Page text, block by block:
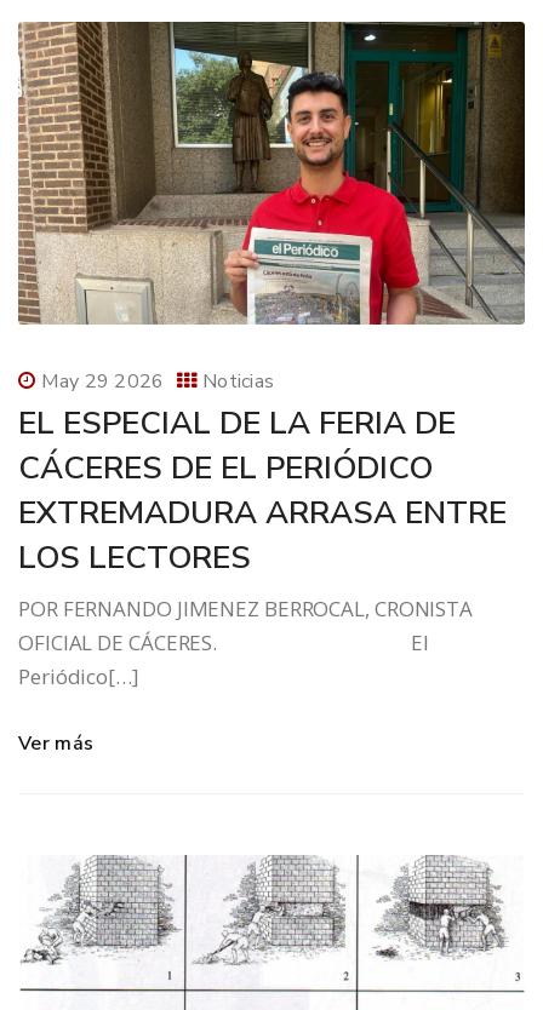
May 29 2026 Noticias
EL ESPECIAL DE LA FERIA DE
CÁCERES DE EL PERIÓDICO
EXTREMADURA ARRASA ENTRE
LOS LECTORES
POR FERNANDO JIMENEZ BERROCAL, CRONISTA
OFICIAL DE CÁCERES. El
Periódico[…]
Ver más